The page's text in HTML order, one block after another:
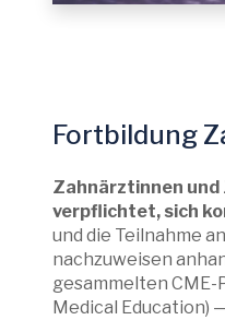
Fortbildung
Zahnärztinnen
verpflichtet, sich
und die Teilnahme
nachzuweisen
gesammelten CME-
Medical Education)